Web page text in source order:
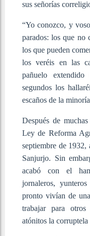
sus señorías
“Yo conozco, y
parados: los que no
los que pueden
los veréis en las
pañuelo
segundos los
escaños de la
Después de
Ley de Reforma
septiembre de 1932,
Sanjurjo. Sin
acabó con el
jornaleros,
pronto vivían de
trabajar para
atónitos la